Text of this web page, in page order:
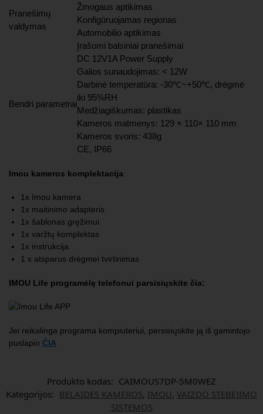
Pranešimų
valdymas
Žmogaus aptikimas
Konfigūruojamas regionas
Automobilio aptikimas
Įrašomi balsiniai pranešimai
Bendri parametrai
DC 12V1A Power Supply
Galios sunaudojimas: < 12W
Darbinė temperatūra: -30℃~+50℃, drėgmė
iki 95%RH
Medžiagiškumas: plastikas
Kameros matmenys: 129 × 110× 110 mm
Kameros svoris: 438g
CE, IP66
Imou kameros komplektacija:
1x Imou kamera
1x maitinimo adapteris
1x šablonas gręžimui
1x varžtų komplektas
1x instrukcija
1 x atsparus drėgmei tvirtinimas
IMOU Life programėlę telefonui parsisiųskite čia:
Jei reikalinga programa kompiuteriui, persisiųskite ją iš gamintojo
puslapio ČIA
Produkto kodas: CAIMOUS7DP-5M0WEZ
Kategorijos: BELAIDĖS KAMEROS, IMOU, VAIZDO STEBĖJIMO
SISTEMOS